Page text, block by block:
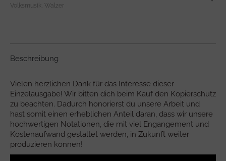
Volksmusik Walzer
Beschreibung
Vielen herzlichen Dank für das Interesse dieser
Einzelausgabe! Wir bitten dich beim Kauf den Kopierschutz
zu beachten. Dadurch honorierst du unsere Arbeit und
hast somit einen erheblichen Anteil daran, dass wir unsere
hochwertigen Notationen, die mit viel Engangement und
Kostenaufwand gestaltet werden, in Zukunft weiter
produzieren können!